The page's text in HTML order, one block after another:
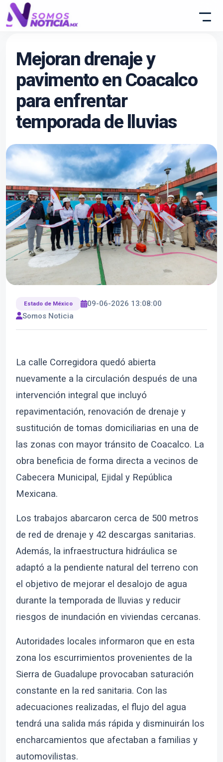
Mejoran drenaje y
pavimento en Coacalco
para enfrentar
temporada de lluvias
Estado de México
09-06-2026 13:08:00
Somos Noticia
La calle Corregidora quedó abierta
nuevamente a la circulación después de una
intervención integral que incluyó
repavimentación, renovación de drenaje y
sustitución de tomas domiciliarias en una de
las zonas con mayor tránsito de Coacalco. La
obra beneficia de forma directa a vecinos de
Cabecera Municipal, Ejidal y República
Mexicana.
Los trabajos abarcaron cerca de 500 metros
de red de drenaje y 42 descargas sanitarias.
Además, la infraestructura hidráulica se
adaptó a la pendiente natural del terreno con
el objetivo de mejorar el desalojo de agua
durante la temporada de lluvias y reducir
riesgos de inundación en viviendas cercanas.
Autoridades locales informaron que en esta
zona los escurrimientos provenientes de la
Sierra de Guadalupe provocaban saturación
constante en la red sanitaria. Con las
adecuaciones realizadas, el flujo del agua
tendrá una salida más rápida y disminuirán los
encharcamientos que afectaban a familias y
automovilistas.